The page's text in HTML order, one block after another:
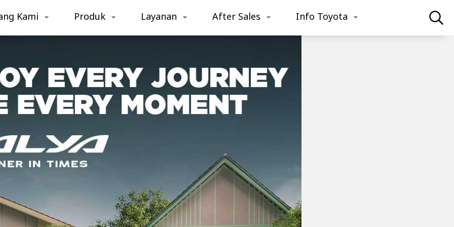
Kami Produk Layanan After Sales Info Toyota